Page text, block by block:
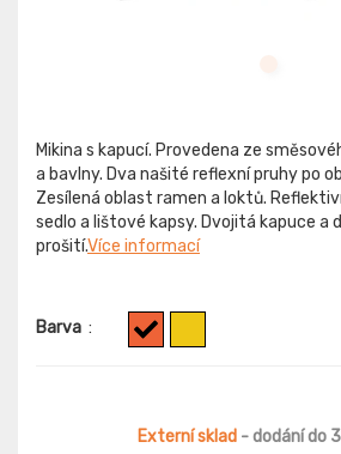
Mikina s kapucí. Provedena ze
a bavlny. Dva našité reflexní pruhy po
Zesílená oblast ramen a loktů.
sedlo a lištové kapsy. Dvojitá kapuce a
prošití.Více informací
Barva :
Externí sklad - dodání do